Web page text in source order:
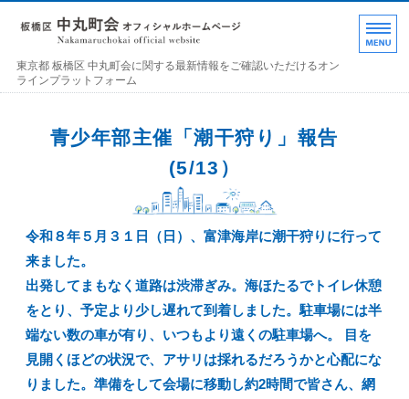
東京都 板橋区 中丸町
東京都 板橋区 中丸町会に関する最新情報をご確認いただけるオン
ラインプラットフォーム
町会加入のお誘い
お問い合わせ･連絡事項
青少年部主催「潮干狩り」報告
(5/13）
令和８年５月３１日（日）、富津海岸に潮干狩りに行って
来ました。
出発してまもなく道路は渋滞ぎみ。海ほたるでトイレ休憩
をとり、予定より少し遅れて到着しました。駐車場には半
端ない数の車が有り、いつもより遠くの駐車場へ。 目を
見開くほどの状況で、アサリは採れるだろうかと心配にな
りました。準備をして会場に移動し約2時間で皆さん、網